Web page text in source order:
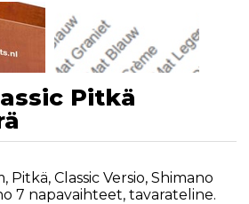
Pitkä
Pitkä, Classic Versio, Shimano
7 napavaihteet, tavarateline.